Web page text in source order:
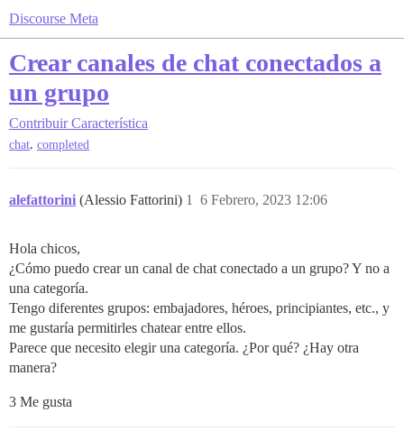
Discourse Meta
Crear canales de chat conectados a
un grupo
Contribuir Característica
chat, completed
alefattorini (Alessio Fattorini) 6 Febrero, 2023 12:06
1
Hola chicos,
¿Cómo puedo crear un canal de chat conectado a un grupo? Y no a
una categoría.
Tengo diferentes grupos: embajadores, héroes, principiantes, etc., y
me gustaría permitirles chatear entre ellos.
Parece que necesito elegir una categoría. ¿Por qué? ¿Hay otra
manera?
3 Me gusta